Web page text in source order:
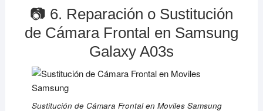
📷 6. Reparación o Sustitución
de Cámara Frontal en Samsung
Galaxy A03s
Sustitución de Cámara Frontal en Moviles Samsung